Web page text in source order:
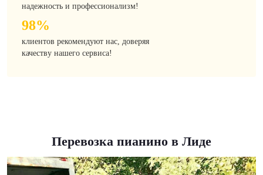
надежность и профессионализм!
98%
клиентов рекомендуют нас, доверяя
качеству нашего сервиса!
Перевозка пианино в Лиде